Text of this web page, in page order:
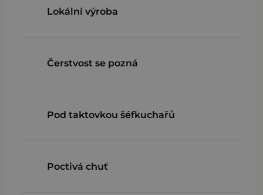
Lokální výroba
Čerstvost se pozná
Pod taktovkou šéfkuchařů
Poctivá chuť